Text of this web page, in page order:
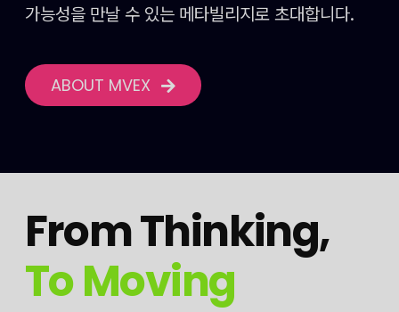
가능성을만날 수 있는 메타빌리지로 초대합니다.
ABOUT MVEX
From Thinking,
To Moving